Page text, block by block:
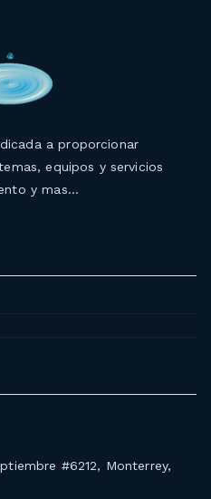
a proporcionar
equipos y servicios
y mas…
#6212, Monterrey,